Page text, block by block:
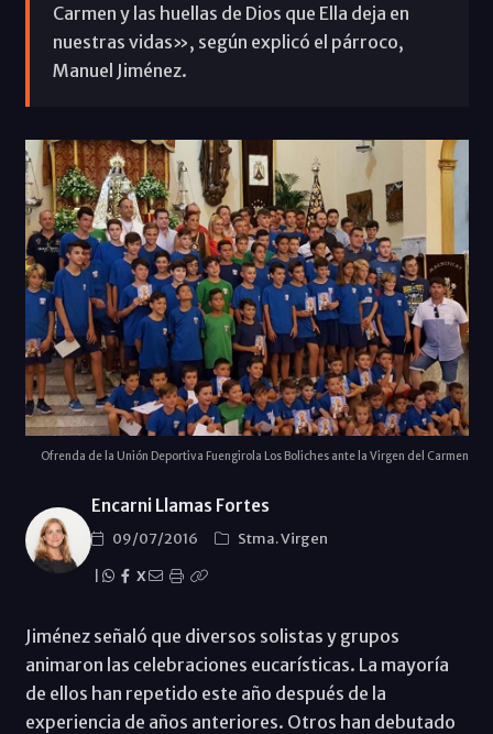
Carmen y las huellas de Dios que Ella deja en
nuestras vidas», según explicó el párroco,
Manuel Jiménez.
Ofrenda de la Unión Deportiva Fuengirola Los Boliches ante la Virgen del Carmen
Encarni Llamas Fortes
09/07/2016
Stma. Virgen
X
Jiménez señaló que diversos solistas y grupos
animaron las celebraciones eucarísticas. La mayoría
de ellos han repetido este año después de la
experiencia de años anteriores. Otros han debutado